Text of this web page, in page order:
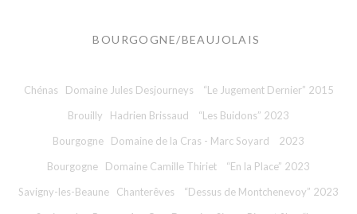
BOURGOGNE/BEAUJOLAIS
Chénas Domaine Jules Desjourneys “Le Jugement Dernier” 2015
Brouilly Hadrien Brissaud “Les Buidons” 2023
Bourgogne Domaine de la Cras - Marc Soyard 2023
Bourgogne Domaine Camille Thiriet “En la Place” 2023
Savigny-les-Beaune Chanterêves “Dessus de Montchenevoy” 2023